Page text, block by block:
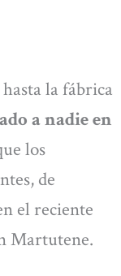
la fábrica
a nadie en
los
de
el reciente
Martutene.